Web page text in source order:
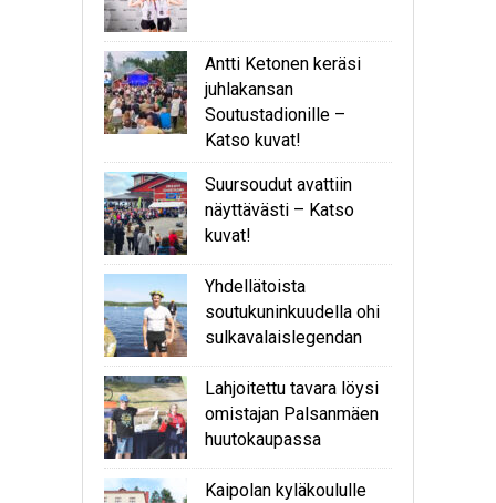
Antti Ketonen keräsi
juhlakansan
Soutustadionille –
Katso kuvat!
Suursoudut avattiin
näyttävästi – Katso
kuvat!
Yhdellätoista
soutukuninkuudella ohi
sulkavalaislegendan
Lahjoitettu tavara löysi
omistajan Palsanmäen
huutokaupassa
Kaipolan kyläkoululle